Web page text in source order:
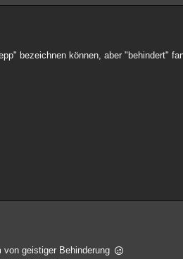
bezeichnen können, aber "behindert"
geistiger Behinderung